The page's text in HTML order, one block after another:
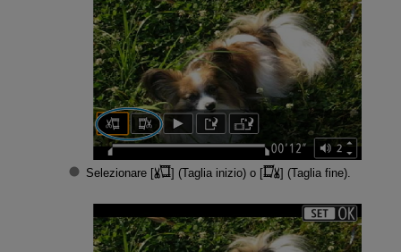
Selezionare [ ] (Taglia inizio) o [ ] (Taglia fine).